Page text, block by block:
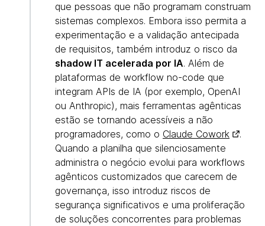
que pessoas que não programam construam
sistemas complexos. Embora isso permita a
experimentação e a validação antecipada
de requisitos, também introduz o risco da
shadow IT acelerada por IA. Além de
plataformas de workflow no-code que
integram APIs de IA (por exemplo, OpenAI
ou Anthropic), mais ferramentas agênticas
estão se tornando acessíveis a não
programadores, como o Claude Cowork
.
Quando a planilha que silenciosamente
administra o negócio evolui para workflows
agênticos customizados que carecem de
governança, isso introduz riscos de
segurança significativos e uma proliferação
de soluções concorrentes para problemas